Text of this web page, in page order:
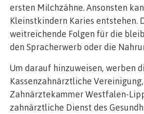
ersten Milchzähne. Ansonsten
Kleinstkindern Karies entstehen.
weitreichende Folgen für die
den Spracherwerb oder die
Um darauf hinzuweisen, werben
Kassenzahnärztliche
Zahnärztekammer Westfalen-
zahnärztliche Dienst des